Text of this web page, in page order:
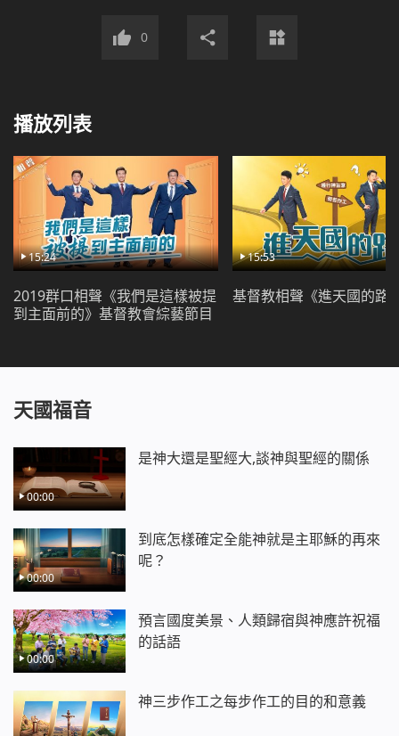
0
播放列表
15:24
2019群口相聲《我們是這樣被提
到主面前的》基督教會綜藝節目
15:53
基督教相聲《進天國的路
天國福音
00:00
是神大還是聖經大,談神與聖經的關係
00:00
到底怎樣確定全能神就是主耶穌的再來
呢？
00:00
預言國度美景、人類歸宿與神應許祝福
的話語
神三步作工之每步作工的目的和意義